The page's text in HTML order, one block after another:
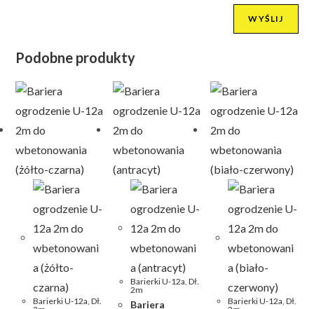
Podobne produkty
Barierki U-12a ,Dł.
Barierki U-12a Dł.
2m
Bariera
Barierki U-12a Dł.